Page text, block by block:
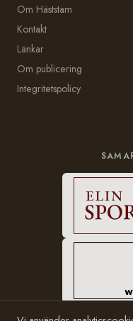
Om Häststam
Kontakt
Länkar
Om publicering
Integritetspolicy